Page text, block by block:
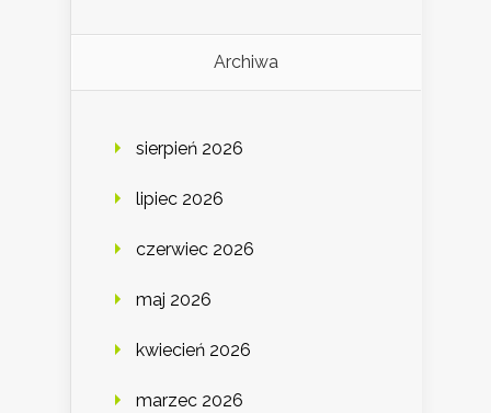
Archiwa
sierpień 2026
lipiec 2026
czerwiec 2026
maj 2026
kwiecień 2026
marzec 2026